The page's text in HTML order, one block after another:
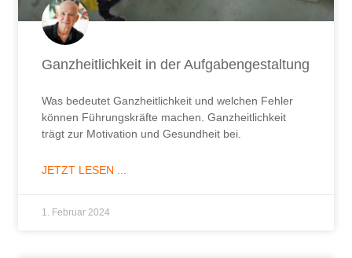
Ganzheitlichkeit in der Aufgabengestaltung
Was bedeutet Ganzheitlichkeit und welchen Fehler
können Führungskräfte machen. Ganzheitlichkeit
trägt zur Motivation und Gesundheit bei.
JETZT LESEN ...
1. Februar 2024